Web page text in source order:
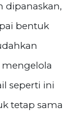
dipanaskan,
bentuk
seperti ini
tetap sama